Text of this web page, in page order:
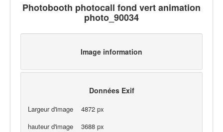
Photobooth photocall fond vert animation
photo_90034
Image information
Données Exif
Largeur d'image
4872 px
hauteur d'image
3688 px